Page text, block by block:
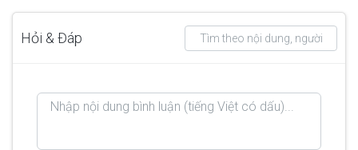
Hỏi & Đáp